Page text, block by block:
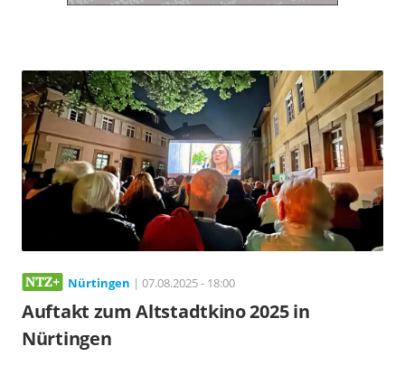
Nürtingen | 07.08.2025 - 18:00
Auftakt zum Altstadtkino 2025 in
Nürtingen